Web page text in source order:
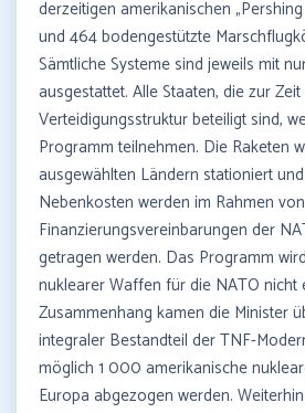
derzeitigen amerikanischen
und 464 bodengestützte
Sämtliche Systeme sind jeweils mit
ausgestattet. Alle Staaten, die zur
Verteidigungsstruktur beteiligt sind,
Programm teilnehmen. Die Raketen
ausgewählten Ländern stationiert
Nebenkosten werden im Rahmen
Finanzierungsvereinbarungen der
getragen werden. Das Programm
nuklearer Waffen für die NATO nicht
Zusammenhang kamen die Minister
integraler Bestandteil der TNF-
möglich 1 000 amerikanische
Europa abgezogen werden.